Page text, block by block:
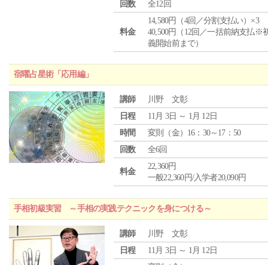
回数
全12回
料金
14,580円（4回／分割支払い）×3
40,500円（12回／一括前納支払※
義開始前まで）
宿曜占星術「応用編」
講師
川野 文彰
日程
11月 3日 ～ 1月 12日
時間
変則（金）16：30～17：50
回数
全6回
料金
22,360円
一般22,360円/入学者20,090円
手相初級実習 ～手相の実践テクニックを身につける～
講師
川野 文彰
日程
11月 3日 ～ 1月 12日